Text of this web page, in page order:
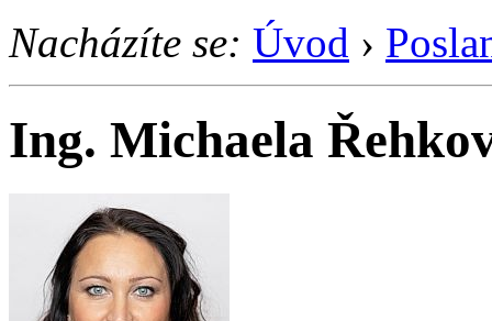
Nacházíte se: Úvod ›
Ing. Michaela